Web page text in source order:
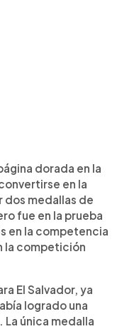
dorada en la
en la
dos medallas de
fue en la prueba
en la competencia
la competición
El Salvador, ya
logrado una
La única medalla